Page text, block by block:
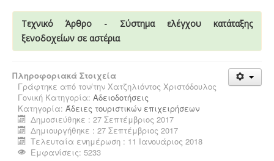
διαδικασία είναι η μελέτη διαχείρισης ποιότητας.
Μελέτη επικινδυνότητας λεγιονέλλα - .Η υγειονομική
αναγνώριση και μελέτη εκτίμησης του κινδύνου από
την λεγιονέλλα στις υδρεύσεις ξενοδοχειακών κτιρίων
επιβάλλεται από τις νέες υγειονομικές διατάξεις του
Υπουργείου Υγείας.
Τεχνικό Άρθρο - Σύστημα ελέγχου κατάταξης
ξενοδοχείων σε αστέρια
Πληροφοριακά Στοιχεία
Γράφτηκε από τον/την Χατζηλιόντος Χριστόδουλος
Γονική Κατηγορία: Αδειοδοτήσεις
Κατηγορία: Άδειες τουριστικών επιχειρήσεων
Δημοσιεύθηκε : 27 Σεπτέμβριος 2017
Δημιουργήθηκε : 27 Σεπτέμβριος 2017
Τελευταία ενημέρωση : 11 Ιανουάριος 2018
Εμφανίσεις: 5233